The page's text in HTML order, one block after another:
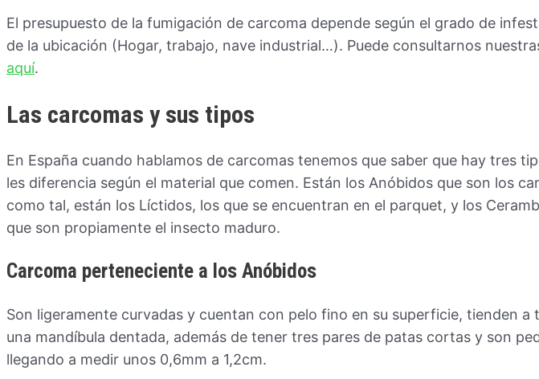
El presupuesto de la fumigación de carcoma depende según el grado de
de la ubicación (Hogar, trabajo, nave industrial…). Puede consultarnos
aquí.
Las carcomas y sus tipos
En España cuando hablamos de carcomas tenemos que saber que hay tres
les diferencia según el material que comen. Están los Anóbidos que son los
como tal, están los Líctidos, los que se encuentran en el parquet, y los
que son propiamente el insecto maduro.
Carcoma perteneciente a los Anóbidos
Son ligeramente curvadas y cuentan con pelo fino en su superficie, tienden a
una mandíbula dentada, además de tener tres pares de patas cortas y son
llegando a medir unos 0,6mm a 1,2cm.